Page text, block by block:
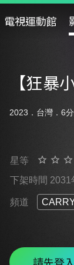
電視運動館
【狂暴
2023．台灣．6分
星等
下架時間 2031
頻道